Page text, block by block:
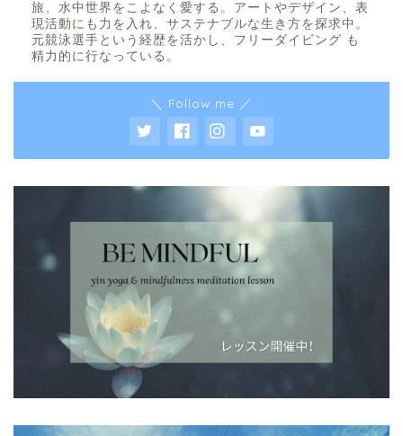
旅、水中世界をこよなく愛する。アートやデザイン、表
現活動にも力を入れ、サステナブルな生き方を探求中。
元競泳選手という経歴を活かし、フリーダイビング も
精力的に行なっている。
＼ Follow me ／